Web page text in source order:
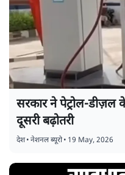
सरकार ने पेट्रोल-डीज़ल
दूसरी बढ़ोतरी
देश•नेशनल ब्यूरो• 19 May, 2026